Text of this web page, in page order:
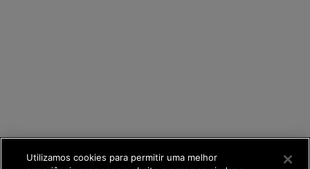
Utilizamos cookies para permitir uma melhor